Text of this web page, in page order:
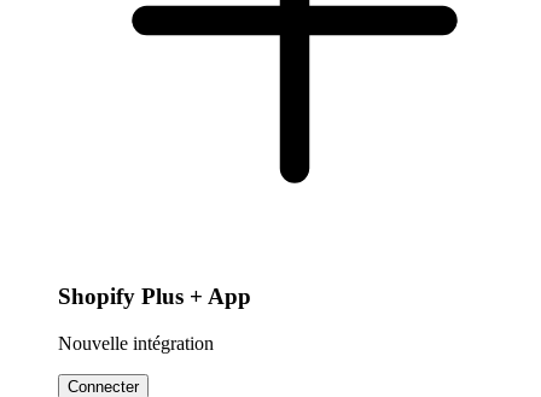
Shopify Plus + App
Nouvelle intégration
Connecter